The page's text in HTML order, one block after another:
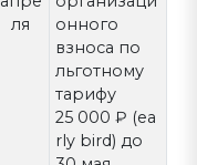
ля
онного
взноса по
льготному
тарифу
25 000 ₽ (ea
rly bird) до